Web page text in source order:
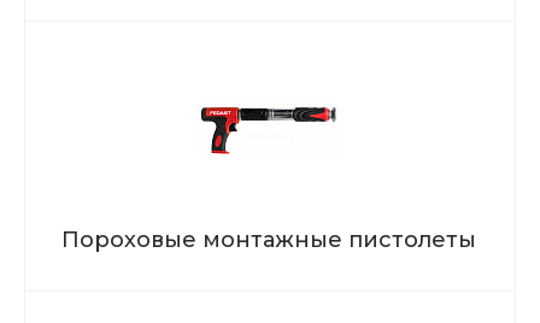
Пороховые монтажные пистолеты